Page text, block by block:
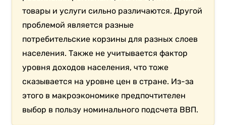
товары и услуги сильно различаются. Другой
проблемой является разные
потребительские корзины для разных слоев
населения. Также не учитывается фактор
уровня доходов населения, что тоже
сказывается на уровне цен в стране. Из-за
этого в макроэкономике предпочтителен
выбор в пользу номинального подсчета ВВП.